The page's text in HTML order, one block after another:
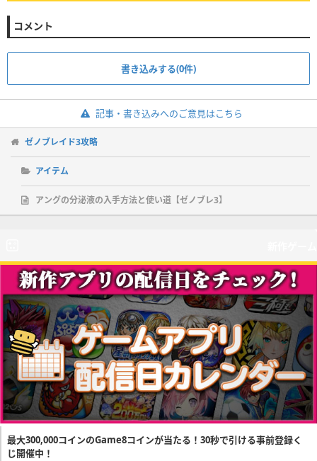
コメント
書き込みする(0件)
記事・書き込みへのご意見はこちら
ゼノブレイド3攻略
アイテム
アングの分泌液の入手方法と使い道【ゼノブレ3】
最大300,000コインのGame8コインが当たる！30秒で引ける事前登録く
じ開催中！